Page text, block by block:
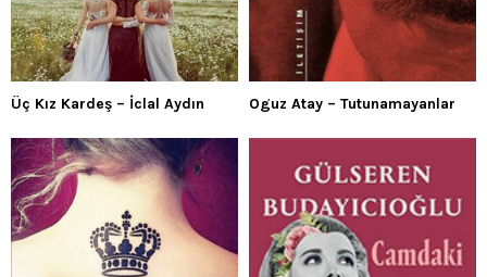
Üç Kız Kardeş – İclal Aydın Oguz Atay – Tutunamayanlar